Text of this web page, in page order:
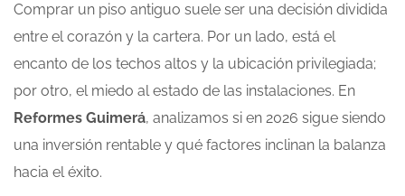
Comprar un piso antiguo suele ser una decisión dividida
entre el corazón y la cartera. Por un lado, está el
encanto de los techos altos y la ubicación privilegiada;
por otro, el miedo al estado de las instalaciones. En
Reformes Guimerá, analizamos si en 2026 sigue siendo
una inversión rentable y qué factores inclinan la balanza
hacia el éxito.